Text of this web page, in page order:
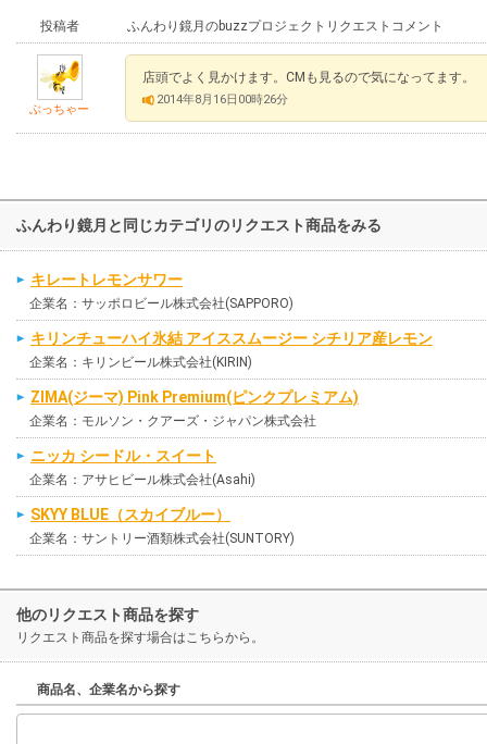
投稿者 ふんわり鏡月のbuzzプロジェクトリクエストコメント
ぶっちゃー
店頭でよく見かけます。CMも見るので気になってます。
2014年8月16日00時26分
ふんわり鏡月と同じカテゴリのリクエスト商品をみる
キレートレモンサワー
企業名：サッポロビール株式会社(SAPPORO)
キリンチューハイ氷結 アイススムージー シチリア産レモン
企業名：キリンビール株式会社(KIRIN)
ZIMA(ジーマ) Pink Premium(ピンクプレミアム)
企業名：モルソン・クアーズ・ジャパン株式会社
ニッカ シードル・スイート
企業名：アサヒビール株式会社(Asahi)
SKYY BLUE（スカイブルー）
企業名：サントリー酒類株式会社(SUNTORY)
他のリクエスト商品を探す
リクエスト商品を探す場合はこちらから。
商品名、企業名から探す